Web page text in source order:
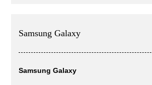
Samsung Galaxy
Samsung Galaxy